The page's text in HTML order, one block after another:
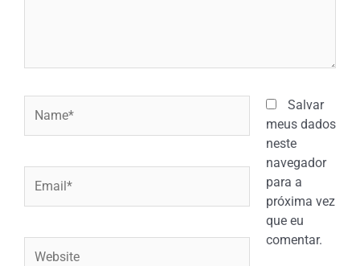
Salvar
meus dados
neste
navegador
para a
próxima vez
que eu
comentar.